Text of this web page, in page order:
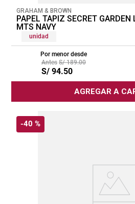
GRAHAM & BROWN
PAPEL TAPIZ SECRET
MTS NAVY
unidad
Por menor desde
S/ 189.00
S/ 94.50
AGREGAR A
-40 %